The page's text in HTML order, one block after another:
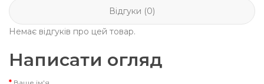
Відгуки (0)
Немає відгуків про цей товар.
Написати огляд